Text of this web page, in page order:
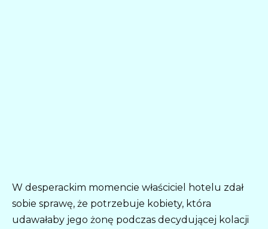
W desperackim momencie właściciel hotelu zdał
sobie sprawę, że potrzebuje kobiety, która
udawałaby jego żonę podczas decydującej kolacji